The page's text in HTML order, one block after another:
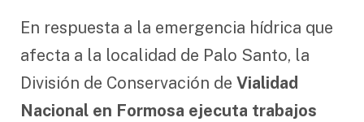
En respuesta a la emergencia hídrica que
afecta a la localidad de Palo Santo, la
División de Conservación de Vialidad
Nacional en Formosa ejecuta trabajos